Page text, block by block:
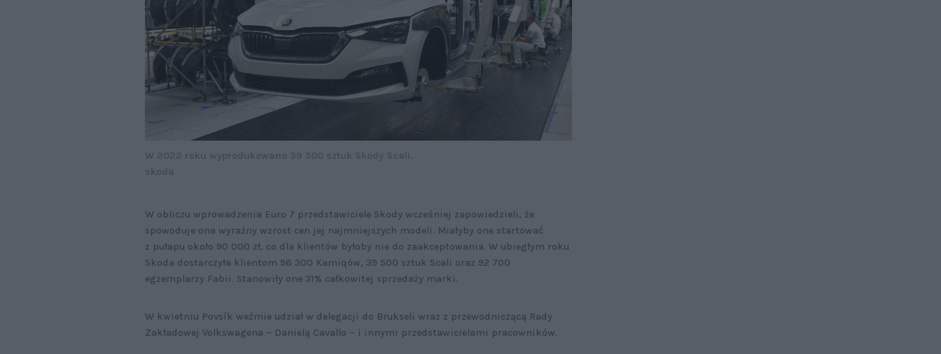
W obliczu wprowadzenia Euro 7 przedstawiciele Skody wcześniej zapowiedzieli, że
spowoduje ona wyraźny wzrost cen jej najmniejszych modeli. Miałyby one startować
z pułapu około 90 000 zł, co dla klientów byłoby nie do zaakceptowania. W ubiegłym roku
Skoda dostarczyła klientom 96 300 Kamiqów, 39 500 sztuk Scali oraz 92 700
egzemplarzy Fabii. Stanowiły one 31% całkowitej sprzedaży marki.
W kwietniu Povsík weźmie udział w delegacji do Brukseli wraz z przewodniczącą Rady
Zakładowej Volkswagena – Danielą Cavallo – i innymi przedstawicielami pracowników.